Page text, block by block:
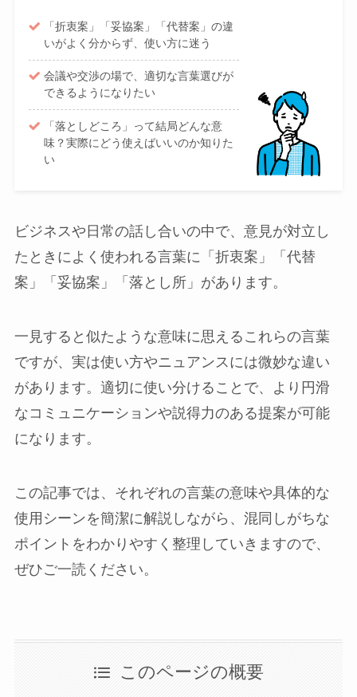
「折衷案」「妥協案」「代替案」の違
いがよく分からず、使い方に迷う
会議や交渉の場で、適切な言葉選びが
できるようになりたい
「落としどころ」って結局どんな意
味？実際にどう使えばいいのか知りた
い
ビジネスや日常の話し合いの中で、意見が対立し
たときによく使われる言葉に「折衷案」「代替
案」「妥協案」「落とし所」があります。
一見すると似たような意味に思えるこれらの言葉
ですが、実は使い方やニュアンスには微妙な違い
があります。適切に使い分けることで、より円滑
なコミュニケーションや説得力のある提案が可能
になります。
この記事では、それぞれの言葉の意味や具体的な
使用シーンを簡潔に解説しながら、混同しがちな
ポイントをわかりやすく整理していきますので、
ぜひご一読ください。
このページの概要